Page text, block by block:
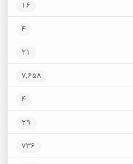
16
4
21
7,658
4
29
736